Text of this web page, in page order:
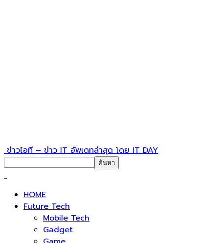
ข่าวไอที – ข่าว IT อัพเดทล่าสุด โดย IT DAY
HOME
Future Tech
Mobile Tech
Gadget